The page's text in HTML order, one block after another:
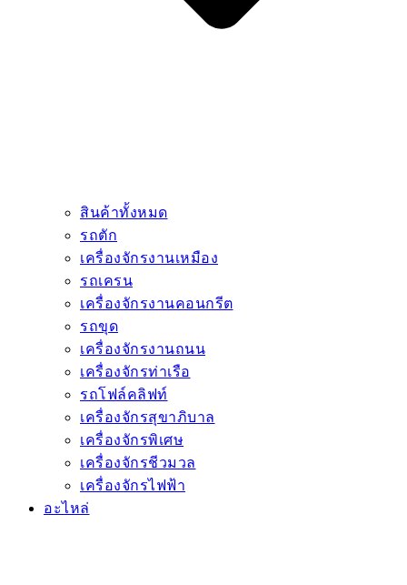
สินค้าทั้งหมด
รถตัก
เครื่องจักรงานเหมือง
รถเครน
เครื่องจักรงานคอนกรีต
รถขุด
เครื่องจักรงานถนน
เครื่องจักรท่าเรือ
รถโฟล์คลิฟท์
เครื่องจักรสุขาภิบาล
เครื่องจักรพิเศษ
เครื่องจักรชีวมวล
เครื่องจักรไฟฟ้า
อะไหล่